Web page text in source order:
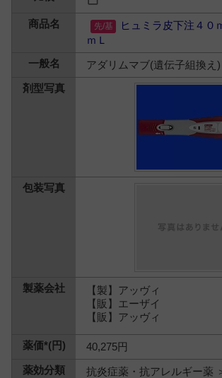
ヒュミラ皮下注４０
ｍＬ
アダリムマブ(遺伝子組換え)
【製】アッヴィ
【販】エーザイ
【販】アッヴィ
40,275円
抗炎症薬・抗アレルギー薬